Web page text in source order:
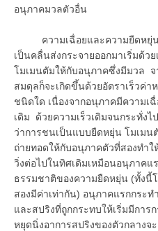
อนุภาคมวลตัวอื่น
ความเฉื่อยและความยืดหยุ่นมี
เป็นคลื่นส่งกระจายออกมาเริ่มด้ว
โมเมนตัมให้กับอนุภาคซึ่งมีมวล
สมดุลก็จะเกิดขึ้นด้วยอัตราเร็วค่า
ชนิดใด เนื่องจากอนุภาคมีความเ
เดิม ด้วยความเร็วเดิมจนกระทั่ง
ว่าการชนเป็นแบบยืดหยุ่น โมเมน
ถ่ายทอดให้กับอนุภาคตัวที่สองทำ
วิ่งต่อไปในทิศเดิมเหมือนอนุภาคแ
ธรรมชาติของความยืดหยุ่น (ทั้งนี้
สองมีค่าเท่ากัน) อนุภาคแรกกระ
และสปริงที่ถูกกระทบให้เริ่มมีกา
หยุดนิ่งอาการสปริงของตัวกลางจ